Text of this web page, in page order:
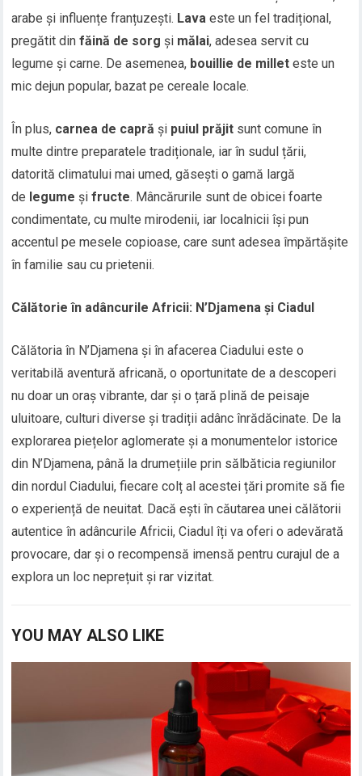
arabe și influențe franțuzești. Lava este un fel tradițional,
pregătit dinfăină de sorg și mălai, adesea servit cu
legume și carne. De asemenea, bouillie de millet este un
mic dejun popular, bazat pe cereale locale.
În plus, carnea de capră și puiul prăjit sunt comune în
multe dintre preparatele tradiționale, iar în sudul țării,
datorită climatului mai umed, găsești o gamă largă
de legume șifructe. Mâncărurile sunt de obicei foarte
condimentate, cu multe mirodenii, iar localnicii își pun
accentul pe mesele copioase, care sunt adesea împărtășite
în familie sau cu prietenii.
Călătorie în adâncurile Africii: N’Djamena și Ciadul
Călătoria în N’Djamena și în afacerea Ciadului este o
veritabilă aventură africană, o oportunitate de a descoperi
nu doar un oraș vibrante, dar și o țară plină de peisaje
uluitoare, culturi diverse și tradiții adânc înrădăcinate. De la
explorarea piețelor aglomerate și a monumentelor istorice
din N’Djamena, până la drumețiile prin sălbăticia regiunilor
din nordul Ciadului, fiecare colț al acestei țări promite să fie
o experiență de neuitat. Dacă ești în căutarea unei călătorii
autentice în adâncurile Africii, Ciadul îți va oferi o adevărată
provocare, dar și o recompensă imensă pentru curajul de a
explora un loc neprețuit și rar vizitat.
YOU MAY ALSO LIKE